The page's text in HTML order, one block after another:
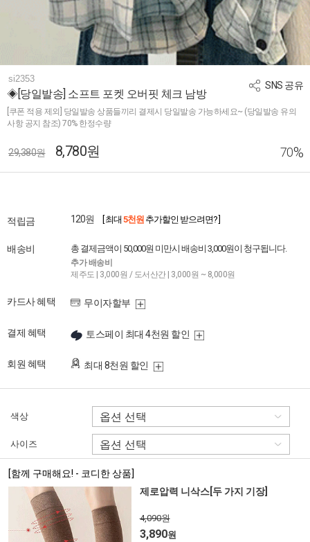
SNS 공유
si2353
◈[당일발송] 소프트 포켓 오버핏 체크 남방
[쿠폰 적용 제외] 당일발송 상품들끼리 결제시 당일발송 가능하세요~ (당일발송 유의
사항 공지 참조) 70% 한정수량
29,380원 8,780원 70%
적립금 120원 [ 최대 5천원 추가할인 받으려면? ]
배송비 총 결제금액이 50,000원 미만시 배송비 3,000원이 청구됩니다.
추가 배송비
제주도 | 3,000원 / 도서산간 | 3,000원 ~ 8,000원
카드사 혜택 무이자할부
결제 혜택 토스페이 최대 4천원 할인
회원 혜택 최대 8천원 할인
색상
사이즈
[함께 구매해요! - 코디한 상품]
제로압력 니삭스[두 가지 기장]
4,090원
3,890원